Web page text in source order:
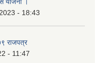
योजना ।
- 18:43
राजपत्र
- 11:47